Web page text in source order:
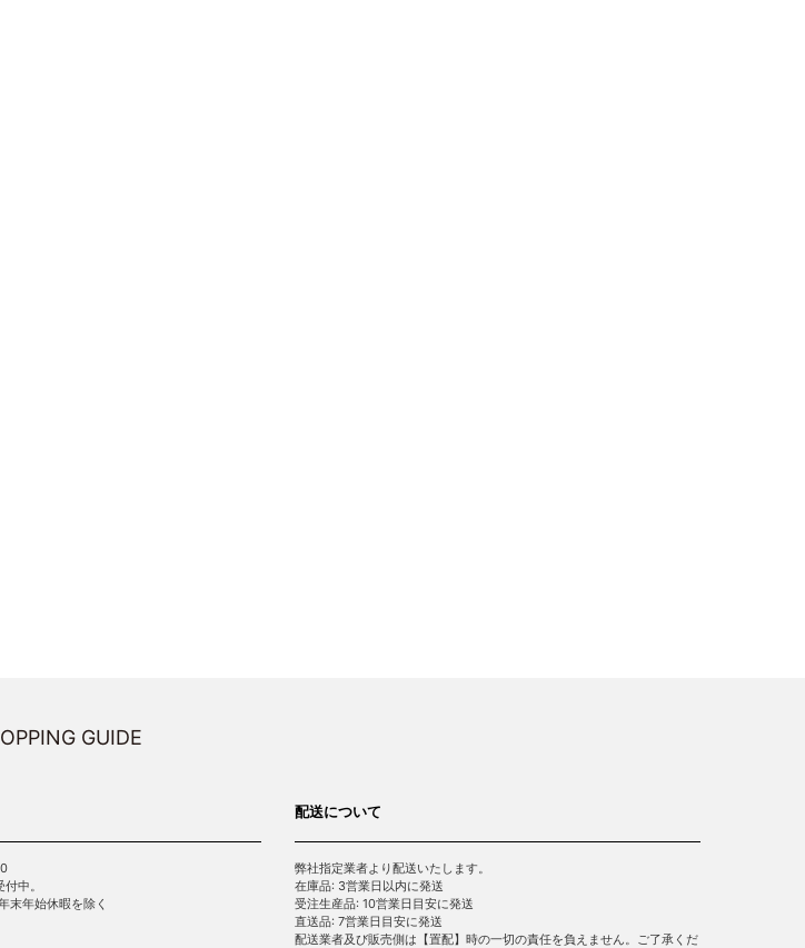
GUIDE
中。
末年始休暇を除く
配送について
弊社指定業者より配送いたします。
在庫品: 3営業日以内に発送
受注生産品: 10営業日目安に発送
直送品: 7営業日目安に発送
配送業者及び販売側は【置配】時の一切の責任を負えません。ご了承くだ